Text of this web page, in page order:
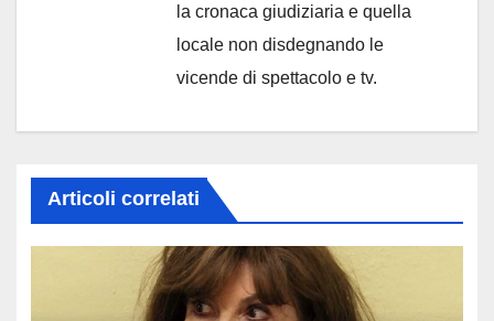
la cronaca giudiziaria e quella
locale non disdegnando le
vicende di spettacolo e tv.
Articoli correlati